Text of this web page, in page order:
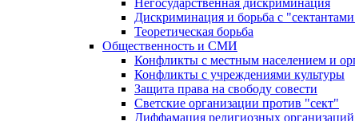
Негосударственная дискриминация
Дискриминация и борьба с
Теоретическая борьба
Общественность и СМИ
Конфликты с местным населением и
Конфликты с учреждениями культуры
Защита права на свободу совести
Светские организации против "сект"
Диффамация религиозных